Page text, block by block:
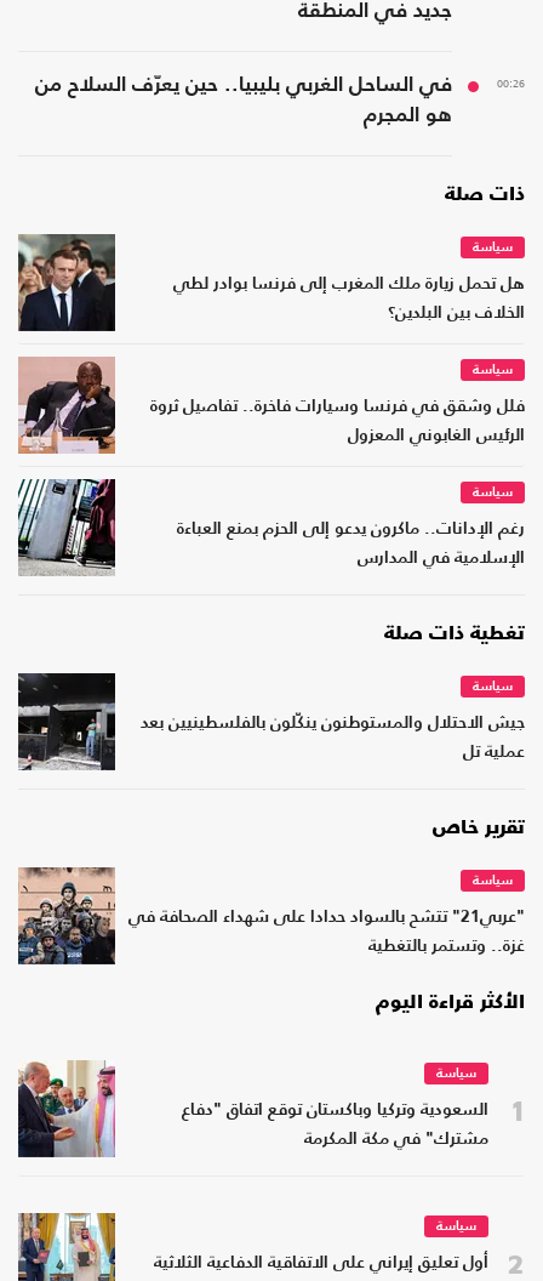
جديد في المنطقة
00:26
في الساحل الغربي بليبيا.. حين يعرّف السلاح من
هو المجرم
ذات صلة
سياسة
هل تحمل زيارة ملك المغرب إلى فرنسا بوادر لطي
الخلاف بين البلدين؟
سياسة
فلل وشقق في فرنسا وسيارات فاخرة.. تفاصيل ثروة
الرئيس الغابوني المعزول
سياسة
رغم الإدانات.. ماكرون يدعو إلى الحزم بمنع العباءة
الإسلامية في المدارس
تغطية ذات صلة
سياسة
جيش الاحتلال والمستوطنون ينكّلون بالفلسطينيين بعد
عملية تل
تقرير خاص
سياسة
"عربي21" تتشح بالسواد حدادا على شهداء الصحافة في
غزة.. وتستمر بالتغطية
الأكثر قراءة اليوم
1
سياسة
السعودية وتركيا وباكستان توقع اتفاق "دفاع
مشترك" في مكة المكرمة
2
سياسة
أول تعليق إيراني على الاتفاقية الدفاعية الثلاثية